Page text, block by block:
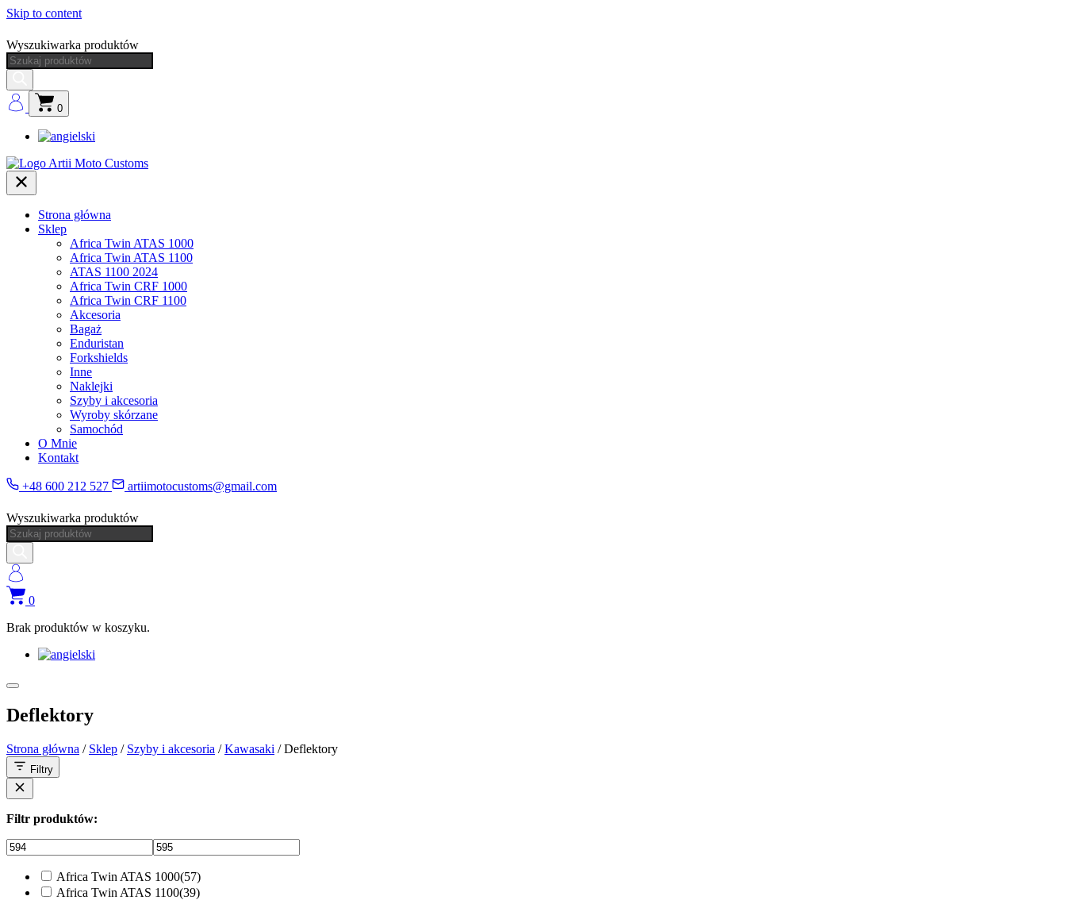
Skip to content
Wyszukiwarka produktów
0
Strona główna
Sklep
Africa Twin ATAS 1000
Africa Twin ATAS 1100
ATAS 1100 2024
Africa Twin CRF 1000
Africa Twin CRF 1100
Akcesoria
Bagaż
Enduristan
Forkshields
Inne
Naklejki
Szyby i akcesoria
Wyroby skórzane
Samochód
O Mnie
Kontakt
+48 600 212 527 artiimotocustoms@gmail.com
Wyszukiwarka produktów
0
Brak produktów w koszyku.
Deflektory
Strona główna / Sklep / Szyby i akcesoria /Kawasaki / Deflektory
Filtry
Filtr produktów:
Africa Twin ATAS 1000(57)
Africa Twin ATAS 1100(39)